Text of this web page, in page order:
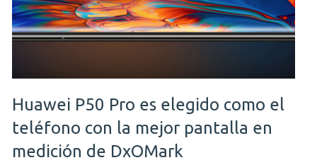
Huawei P50 Pro es elegido como el
teléfono con la mejor pantalla en
medición de DxOMark